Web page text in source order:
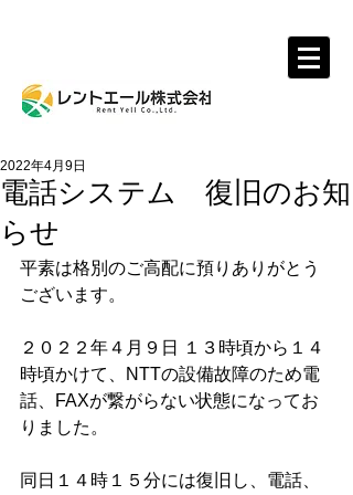
レントール株式会社
電話システム 復旧のお知
らせ
2022年4月9日
平素は格別のご高配に預りありがとう
ございます。
２０２２年４月９日 １３時頃から１４
時頃かけて、NTTの設備故障のため電
話、FAXが繋がらない状態になってお
りました。
同日１４時１５分には復旧し、電話、